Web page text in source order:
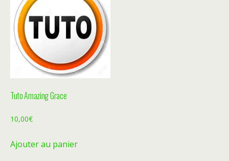
Tuto Amazing Grace
10,00€
Ajouter au panier